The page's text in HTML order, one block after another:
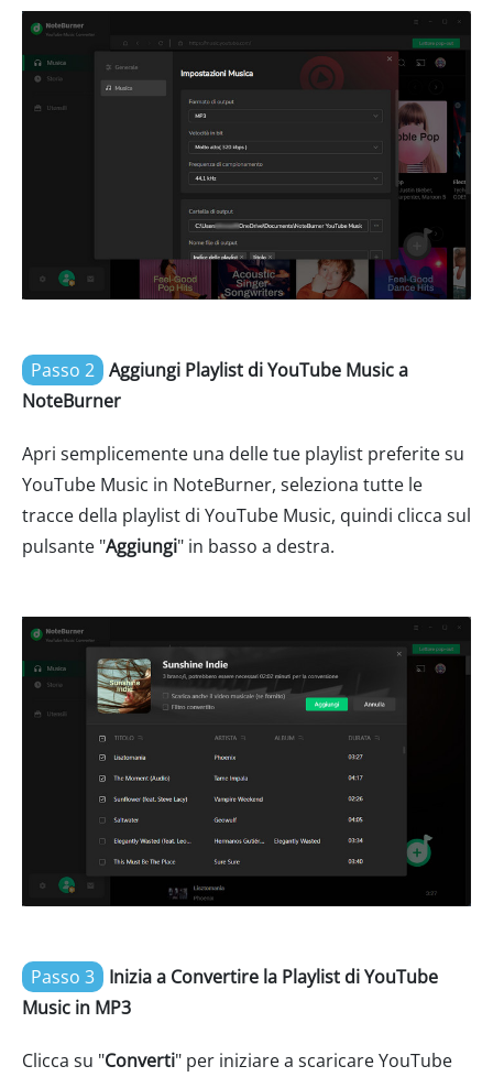
Passo 2 Aggiungi Playlist di YouTube Music a
NoteBurner
Apri semplicemente una delle tue playlist preferite su
YouTube Music in NoteBurner, seleziona tutte le
tracce della playlist di YouTube Music, quindi clicca sul
pulsante "Aggiungi" in basso a destra.
Passo 3
Inizia a Convertire la Playlist di YouTube
Music in MP3
Clicca su "Converti" per iniziare a scaricare YouTube